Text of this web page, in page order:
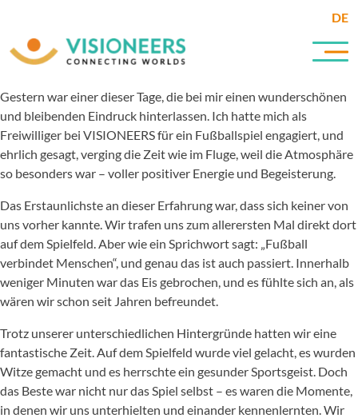
DE
Gestern war einer dieser Tage, die bei mir einen wunderschönen
und bleibenden Eindruck hinterlassen. Ich hatte mich als
Freiwilliger bei VISIONEERS für ein Fußballspiel engagiert, und
ehrlich gesagt, verging die Zeit wie im Fluge, weil die Atmosphäre
so besonders war – voller positiver Energie und Begeisterung.
Das Erstaunlichste an dieser Erfahrung war, dass sich keiner von
uns vorher kannte. Wir trafen uns zum allerersten Mal direkt dort
auf dem Spielfeld. Aber wie ein Sprichwort sagt: „Fußball
verbindet Menschen“, und genau das ist auch passiert. Innerhalb
weniger Minuten war das Eis gebrochen, und es fühlte sich an, als
wären wir schon seit Jahren befreundet.
Trotz unserer unterschiedlichen Hintergründe hatten wir eine
fantastische Zeit. Auf dem Spielfeld wurde viel gelacht, es wurden
Witze gemacht und es herrschte ein gesunder Sportsgeist. Doch
das Beste war nicht nur das Spiel selbst – es waren die Momente,
in denen wir uns unterhielten und einander kennenlernten. Wir